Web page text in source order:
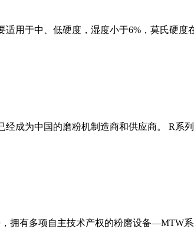
用于中、低硬度，湿度小于6%，莫氏硬
成为中国的磨粉机制造商和供应商。 R
拥有多项自主技术产权的粉磨设备—MTW